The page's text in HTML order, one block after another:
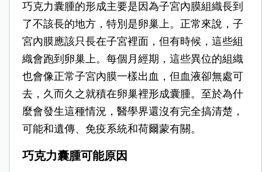
巧克力囊腫的形成主要是因為子宮內膜組織長到
了不該長的地方，特別是卵巢上。正常來說，子
宮內膜應該只長在子宮裡面，但有時候，這些組
織會跑到卵巢上。每個月經期，這些異位的組織
也會像正常子宮內膜一樣出血，但血液卻無處可
去，久而久之就積在卵巢裡形成囊腫。至於為什
麼會發生這種情況，醫學界還沒有完全搞清楚，
可能和遺傳、免疫系統和荷爾蒙有關。
巧克力囊腫可能原因